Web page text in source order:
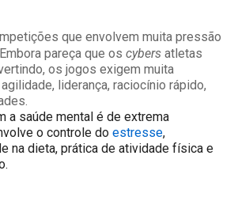
que envolvem muita pressão
pareça que os cybers atletas
os jogos exigem muita
liderança, raciocínio rápido,
a saúde mental é de extrema
o controle do estresse,
na dieta, prática de atividade física e